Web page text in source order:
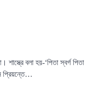
শাস্ত্রে বলা হয়-‘পিতা স্বর্গ পিতা
প্রিয়ন্তে…